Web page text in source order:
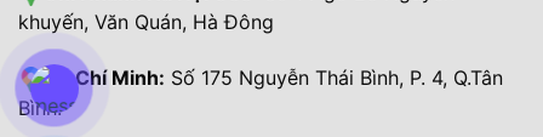
khuyến, Văn Quán, Hà Đông
Hồ Chí Minh: Số 175 Nguyễn Thái Bình, P. 4, Q.Tân
Bình.